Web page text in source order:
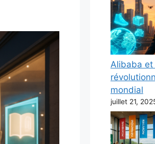
Alibaba et
mondial
juillet 21,